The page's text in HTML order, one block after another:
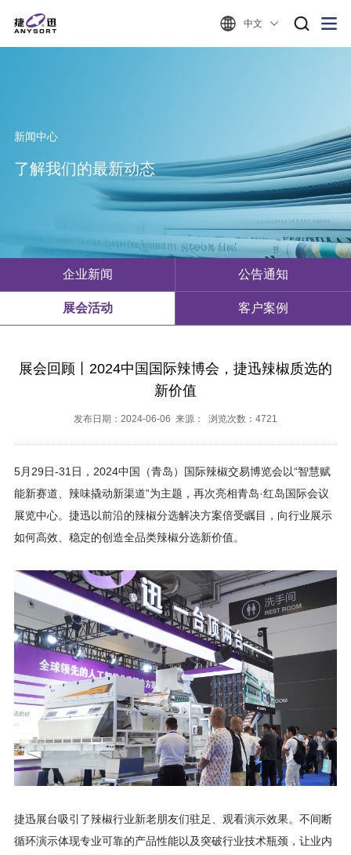
中文
新闻中心
了解我们的最新动态
企业新闻 公告通知
展会活动 客户案例
展会回顾丨2024中国国际辣博会，捷迅辣椒质选的
新价值
发布日期：2024-06-06 来源： 浏览次数：4721
5月29日-31日，2024中国（青岛）国际辣椒交易博览会以“智慧赋
能新赛道、辣味撬动新渠道”为主题，再次亮相青岛·红岛国际会议
展览中心。捷迅以前沿的辣椒分选解决方案倍受瞩目，向行业展示
如何高效、稳定的创造全品类辣椒分选新价值。
捷迅展台吸引了辣椒行业新老朋友们驻足、观看演示效果。不间断
循环演示体现专业可靠的产品性能以及突破行业技术瓶颈，让业内